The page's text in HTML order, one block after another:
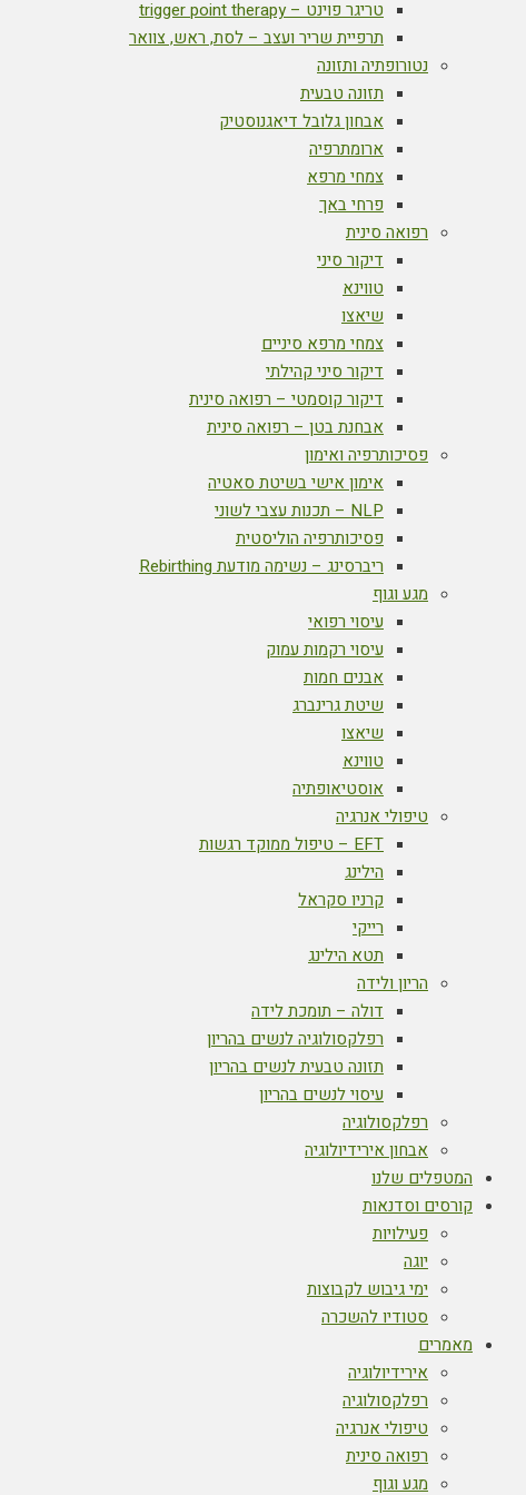
טריגר פוינט – trigger point therapy
תרפיית שריר ועצב – לסת, ראש, צוואר
נטורופתיה ותזונה
תזונה טבעית
אבחון גלובל דיאגנוסטיק
ארומתרפיה
צמחי מרפא
פרחי באך
רפואה סינית
דיקור סיני
טווינא
שיאצו
צמחי מרפא סיניים
דיקור סיני קהילתי
דיקור קוסמטי – רפואה סינית
אבחנת בטן – רפואה סינית
פסיכותרפיה ואימון
אימון אישי בשיטת סאטיה
NLP – תכנות עצבי לשוני
פסיכותרפיה הוליסטית
ריברסינג – נשימה מודעת Rebirthing
מגע וגוף
עיסוי רפואי
עיסוי רקמות עמוק
אבנים חמות
שיטת גרינברג
שיאצו
טווינא
אוסטיאופתיה
טיפולי אנרגיה
EFT – טיפול ממוקד רגשות
הילינג
קרניו סקראל
רייקי
תטא הילינג
הריון ולידה
דולה – תומכת לידה
רפלקסולוגיה לנשים בהריון
תזונה טבעית לנשים בהריון
עיסוי לנשים בהריון
רפלקסולוגיה
אבחון אירידיולוגיה
המטפלים שלנו
קורסים וסדנאות
פעילויות
יוגה
ימי גיבוש לקבוצות
סטודיו להשכרה
מאמרים
אירידיולוגיה
רפלקסולוגיה
טיפולי אנרגיה
רפואה סינית
מגע וגוף